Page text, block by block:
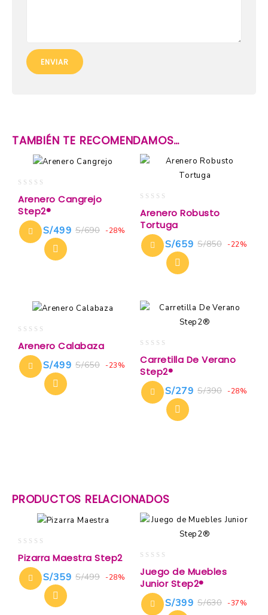
TAMBIÉN TE RECOMENDAMOS…
out
of
5
Arenero Cangrejo
Step2®
S/690
S/499 -28%
out
of
5
Arenero Robusto
Tortuga
S/850
S/659 -22%
out
of
5
Arenero Calabaza
S/650
S/499 -23%
out
of
5
Carretilla De Verano
Step2®
S/390
S/279 -28%
PRODUCTOS RELACIONADOS
out
of
5
Pizarra Maestra Step2
S/499
S/359 -28%
out
of
5
Juego de Muebles
Junior Step2®
S/630
S/399 -37%